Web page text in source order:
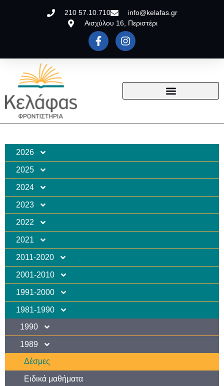
210 57.10.710
info@kelafas.gr
Αισχύλου 16, Περιστέρι
2026
2025
2024
2023
2022
2021
2011-2020
2001-2010
1991-2000
1981-1990
1990
1989
Δέσμες
Ειδικά μαθήματα